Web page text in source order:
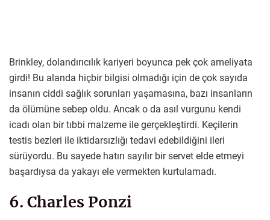
Brinkley, dolandırıcılık kariyeri boyunca pek çok ameliyata
girdi! Bu alanda hiçbir bilgisi olmadığı için de çok sayıda
insanın ciddi sağlık sorunları yaşamasına, bazı insanların
da ölümüne sebep oldu. Ancak o da asıl vurgunu kendi
icadı olan bir tıbbi malzeme ile gerçekleştirdi. Keçilerin
testis bezleri ile iktidarsızlığı tedavi edebildiğini ileri
sürüyordu. Bu sayede hatırı sayılır bir servet elde etmeyi
başardıysa da yakayı ele vermekten kurtulamadı.
6. Charles Ponzi